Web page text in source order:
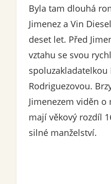
Byla tam dlouhá
Jimenez a Vin
deset let. Před
vztahu se svou
spoluzakladatelkou
Rodriguezovou.
Jimenezem viděn o
mají věkový rozdíl
silné manželství.